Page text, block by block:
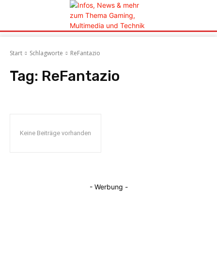
Start Schlagworte ReFantazio
Tag: ReFantazio
Keine Beiträge vorhanden
- Werbung -